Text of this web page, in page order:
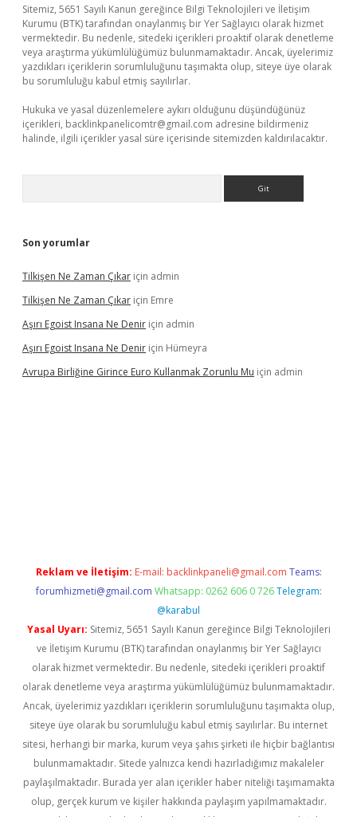
Sitemiz, 5651 Sayılı Kanun gereğince Bilgi Teknolojileri ve İletişim
Kurumu (BTK) tarafından onaylanmış bir Yer Sağlayıcı olarak hizmet
vermektedir. Bu nedenle, sitedeki içerikleri proaktif olarak denetleme
veya araştırma yükümlülüğümüz bulunmamaktadır. Ancak, üyelerimiz
yazdıkları içeriklerin sorumluluğunu taşımakta olup, siteye üye olarak
bu sorumluluğu kabul etmiş sayılırlar.
Hukuka ve yasal düzenlemelere aykırı olduğunu düşündüğünüz
içerikleri, backlinkpanelicomtr@gmail.com adresine bildirmeniz
halinde, ilgili içerikler yasal süre içerisinde sitemizden kaldırılacaktır.
Son yorumlar
Tilkişen Ne Zaman Çıkar için admin
Tilkişen Ne Zaman Çıkar için Emre
Aşırı Egoist Insana Ne Denir için admin
Aşırı Egoist Insana Ne Denir için Hümeyra
Avrupa Birliğine Girince Euro Kullanmak Zorunlu Mu için admin
Reklam ve İletişim: E-mail: backlinkpaneli@gmail.com Teams:
forumhizmeti@gmail.com Whatsapp: 0262 606 0 726 Telegram:
@karabul
Yasal Uyarı: Sitemiz, 5651 Sayılı Kanun gereğince Bilgi Teknolojileri
ve İletişim Kurumu (BTK) tarafından onaylanmış bir Yer Sağlayıcı
olarak hizmet vermektedir. Bu nedenle, sitedeki içerikleri proaktif
olarak denetleme veya araştırma yükümlülüğümüz bulunmamaktadır.
Ancak, üyelerimiz yazdıkları içeriklerin sorumluluğunu taşımakta olup,
siteye üye olarak bu sorumluluğu kabul etmiş sayılırlar. Bu internet
sitesi, herhangi bir marka, kurum veya şahıs şirketi ile hiçbir bağlantısı
bulunmamaktadır. Sitede yalnızca kendi hazırladığımız makaleler
paylaşılmaktadır. Burada yer alan içerikler haber niteliği taşımamakta
olup, gerçek kurum ve kişiler hakkında paylaşım yapılmamaktadır.